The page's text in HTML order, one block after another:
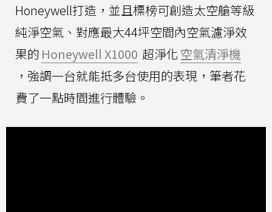
Honeywell打造，並且標榜可創造太空艙等級
純淨空氣、對應最大44坪空間內空氣濾淨效
果的 Honeywell X1000 超淨化 空氣清淨機
，強調一台就能抵多台使用的表現，筆者花
費了一點時間進行體驗。